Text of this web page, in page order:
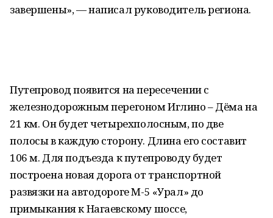
завершены», — написал руководитель региона.
Путепровод появится на пересечении с
железнодорожным перегоном Иглино – Дёма на
21 км. Он будет четырехполосным, по две
полосы в каждую сторону. Длина его составит
106 м. Для подъезда к путепроводу будет
построена новая дорога от транспортной
развязки на автодороге М-5 «Урал» до
примыкания к Нагаевскому шоссе,